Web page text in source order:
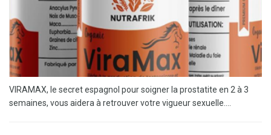
VIRAMAX, le secret espagnol pour soigner la prostatite en 2 à 3
semaines, vous aidera à retrouver votre vigueur sexuelle....